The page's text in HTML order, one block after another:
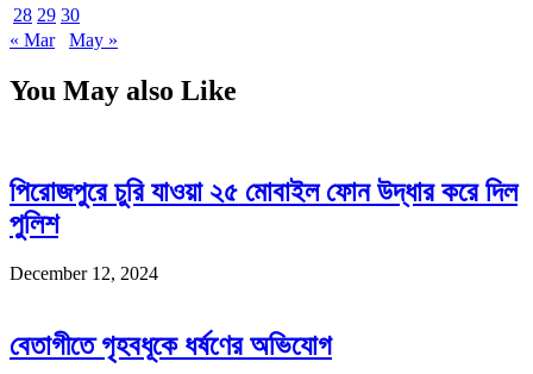
28 29 30
« Mar
May »
You May also Like
পিরোজপুরে চুরি যাওয়া ২৫ মোবাইল ফোন উদ্ধার করে দিল
পুলিশ
December 12, 2024
বেতাগীতে গৃহবধূকে ধর্ষণের অভিযোগ